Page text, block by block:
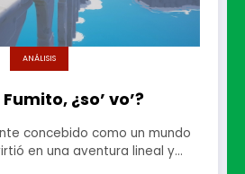
ANÁLISIS
¿so’ vo’?
concebido como un mundo
en una aventura lineal y…